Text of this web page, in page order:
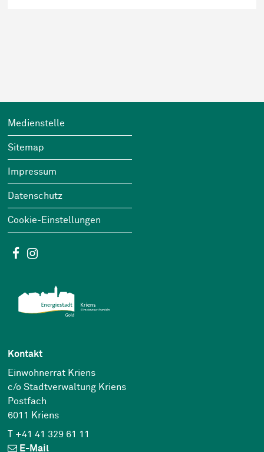
Footer
Wichtige Links
Medienstelle
Sitemap
Impressum
Datenschutz
Cookie-Einstellungen
Social Media
Facebook
Kontakt
Einwohnerrat Kriens
c/o Stadtverwaltung Kriens
Postfach
6011 Kriens
T +41 41 329 61 11
E-Mail